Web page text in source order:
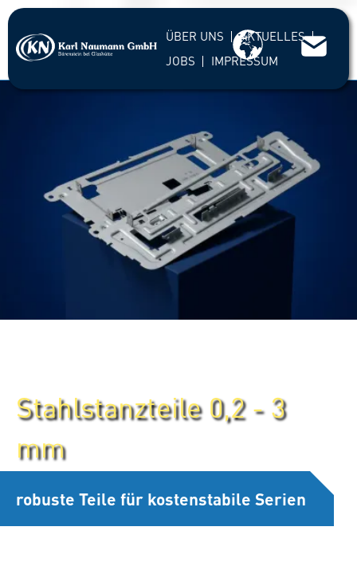
ÜBER UNS
AKTUELLES
JOBS
IMPRESSUM
Stahlstanzteile 0,2 - 3
mm
robuste Teile für kostenstabile Serien